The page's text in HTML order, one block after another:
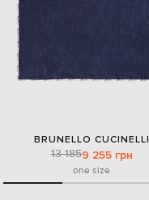
BRUNELLO CUCINELLI
13 1859 255 грн
one size